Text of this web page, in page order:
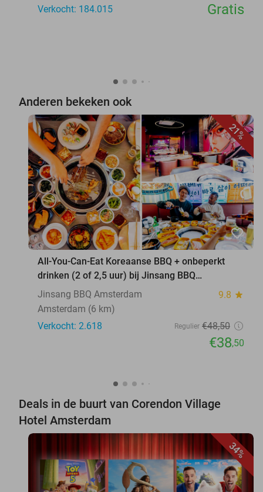
Verkocht: 184.015
Gratis
Anderen bekeken ook
21%
favorite_border
All-You-Can-Eat Koreaanse BBQ + onbeperkt
drinken (2 of 2,5 uur) bij Jinsang BBQ
Amsterdam
Jinsang BBQ Amsterdam 9.8 star
Amsterdam (6 km)
Verkocht: 2.618
Regulier €48,50
€38,50
Deals in de buurt van Corendon Village
Hotel Amsterdam
34%